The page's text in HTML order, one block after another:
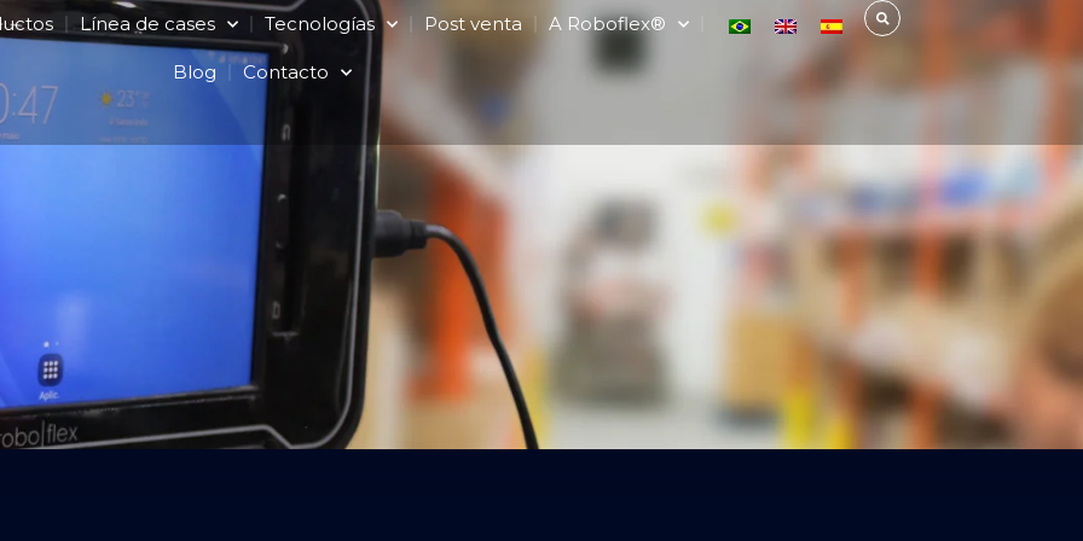
Línea de cases Tecnologías Post venta A Roboflex®
Blog Contacto